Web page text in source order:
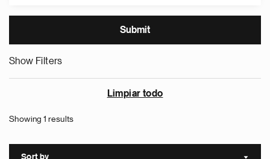
Show Filters
Limpiar todo
Showing 1 results
Sort by